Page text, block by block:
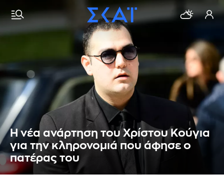
Η νέα ανάρτηση του Χρίστου Κούγια
για την κληρονομιά που άφησε ο
πατέρας του